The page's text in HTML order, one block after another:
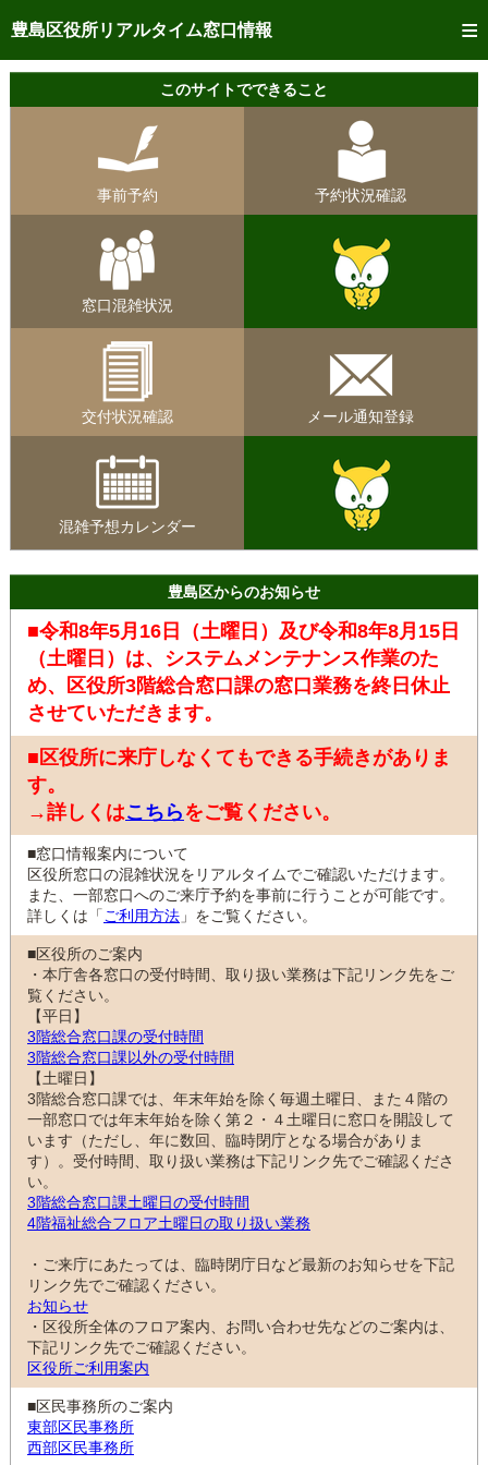
豊島区役所リアルタイム窓口情報
トップページへ
ご利用方法
予約状況確認
リアルタイム
混雑予想カレンダー
このサイトでできること
事前予約 予約状況確認
窓口混雑状況
交付状況確認 メール通知登録
混雑予想カレンダー
豊島区からのお知らせ
■令和8年5月16日（土曜日）及び令和8年8月15日
（土曜日）は、システムメンテナンス作業のた
め、区役所3階総合窓口課の窓口業務を終日休止
させていただきます。
■区役所に来庁しなくてもできる手続きがありま
す。
→詳しくはこちらをご覧ください。
■窓口情報案内について
区役所窓口の混雑状況をリアルタイムでご確認いただけます。
また、一部窓口へのご来庁予約を事前に行うことが可能です。
詳しくは「 ご利用方法 」をご覧ください。
■区役所のご案内
・本庁舎各窓口の受付時間、取り扱い業務は下記リンク先をご
覧ください。
【平日】
3階総合窓口課の受付時間
3階総合窓口課以外の受付時間
【土曜日】
3階総合窓口課では、年末年始を除く毎週土曜日、また４階の
一部窓口では年末年始を除く第２・４土曜日に窓口を開設して
います（ただし、年に数回、臨時閉庁となる場合がありま
す）。受付時間、取り扱い業務は下記リンク先でご確認くださ
い。
3階総合窓口課土曜日の受付時間
4階福祉総合フロア土曜日の取り扱い業務
・ご来庁にあたっては、臨時閉庁日など最新のお知らせを下記
リンク先でご確認ください。
お知らせ
・区役所全体のフロア案内、お問い合わせ先などのご案内は、
下記リンク先でご確認ください。
区役所ご利用案内
■区民事務所のご案内
東部区民事務所
西部区民事務所